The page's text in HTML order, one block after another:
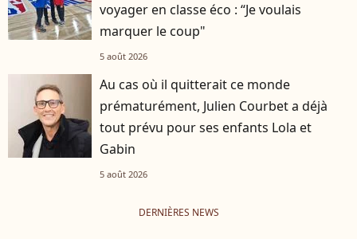
voyager en classe éco : “Je voulais
marquer le coup"
5 août 2026
Au cas où il quitterait ce monde
prématurément, Julien Courbet a déjà
tout prévu pour ses enfants Lola et
Gabin
5 août 2026
DERNIÈRES NEWS